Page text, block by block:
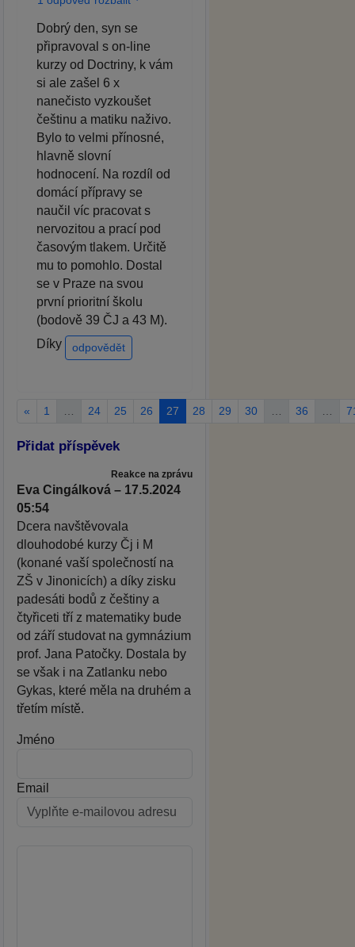
Dobrý den, syn se
připravoval s on-line
kurzy od Doctriny, k vám
si ale zašel 6 x
nanečisto vyzkoušet
češtinu a matiku naživo.
Bylo to velmi přínosné,
hlavně slovní
hodnocení. Na rozdíl od
domácí přípravy se
naučil víc pracovat s
nervozitou a prací pod
časovým tlakem. Určitě
mu to pomohlo. Dostal
se v Praze na svou
první prioritní školu
(bodově 39 ČJ a 43 M).
Díky
odpovědět
« 1 24 25 26 27 28 29 30 36
Přidat příspěvek
Reakce na zprávu
Eva Cingálková – 17.5.2024
05:54
Dcera navštěvovala
dlouhodobé kurzy Čj i M
(konané vaší společností na
ZŠ v Jinonicích) a díky zisku
padesáti bodů z češtiny a
čtyřiceti tří z matematiky bude
od září studovat na gymnázium
prof. Jana Patočky. Dostala by
se však i na Zatlanku nebo
Gykas, které měla na druhém a
třetím místě.
Jméno
Email